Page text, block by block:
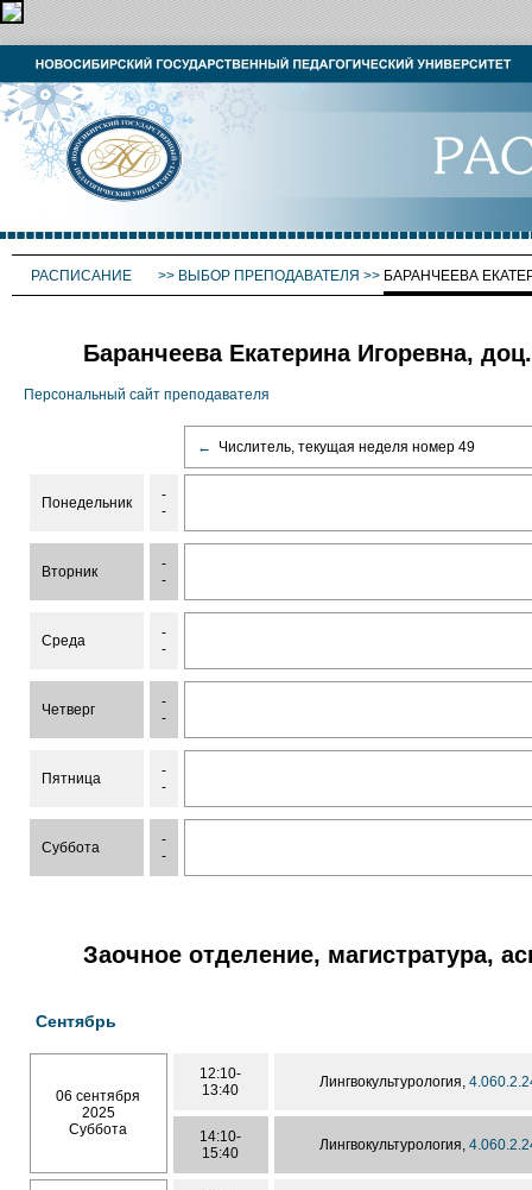
РАСПИСАНИЕ >> ВЫБОР ПРЕПОДАВАТЕЛЯ >> БАРАНЧЕЕВА
Баранчеева Екатерина Игоревна, доц.
Персональный сайт преподавателя
← Числитель, текущая неделя номер 49
Понедельник
-
-
Вторник
-
-
Среда
-
-
Четверг
-
-
Пятница
-
-
Суббота
-
-
Заочное отделение, магистратура,
Сентябрь
06 сентября
2025
Суббота
12:10-
13:40
Лингвокультурология,
14:10-
15:40
Лингвокультурология,